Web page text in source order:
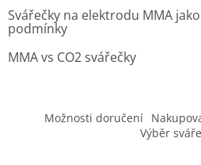
Svářečky na elektrodu MMA
podmínky
MMA vs CO2 svářečky
Možnosti doručení
Výběr